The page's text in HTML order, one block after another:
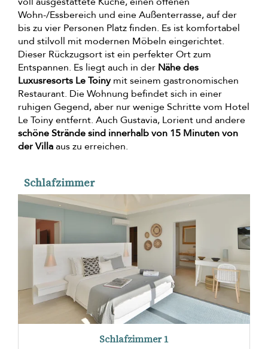
Wohn-/Essbereich und eine Außenterrasse, auf der
bis zu vier Personen Platz finden. Es ist komfortabel
und stilvoll mit modernen Möbeln eingerichtet.
Dieser Rückzugsort ist ein perfekter Ort zum
Entspannen. Es liegt auch in der Nähe des
Luxusresorts Le Toinymit seinem gastronomischen
Restaurant. Die Wohnung befindet sich in einer
ruhigen Gegend, aber nur wenige Schritte vom Hotel
Le Toiny entfernt. Auch Gustavia, Lorient und andere
schöne Strände sind innerhalb von 15 Minuten von
der Villaaus zu erreichen.
Schlafzimmer
Schlafzimmer 1